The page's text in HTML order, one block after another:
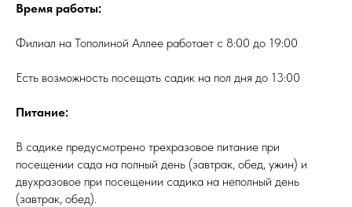
Время работы:
Филиал на Тополиной Аллее работает с 8:00 до 19:00
Есть возможность посещать садик на пол дня до 13:00
Питание:
В садике предусмотрено трехразовое питание при
посещении сада на полный день (завтрак, обед, ужин) и
двухразовое при посещении садика на неполный день
(завтрак, обед).